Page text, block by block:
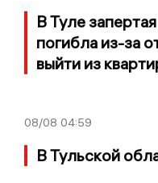
В Туле
погибла из-за
выйти из
08/08 04:59
В Тульской